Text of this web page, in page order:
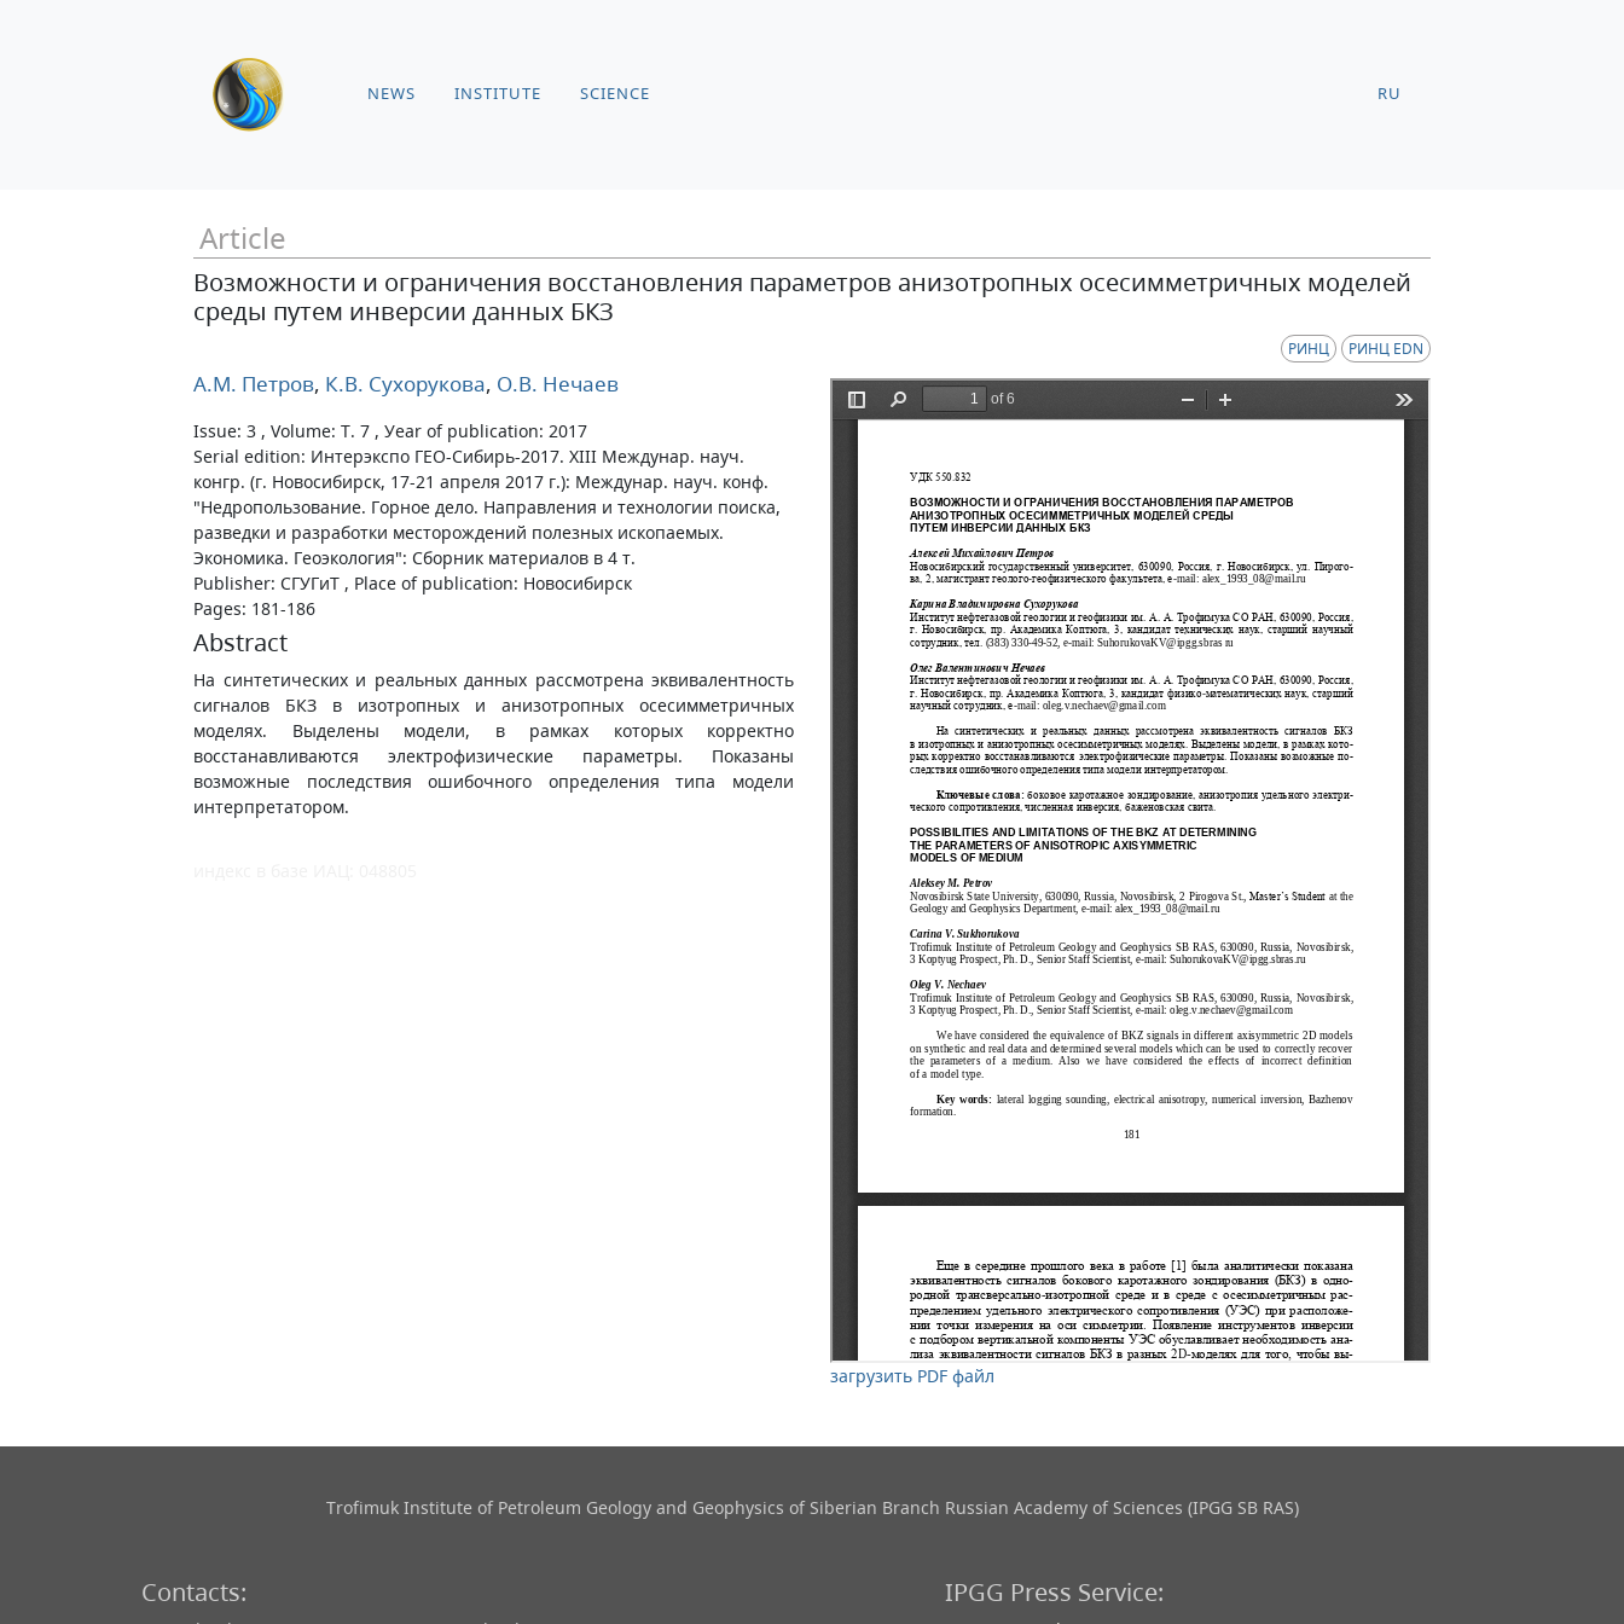
NEWS INSTITUTE SCIENCE RU
Article
Возможности и ограничения восстановления параметров анизотропных осесимметричных моделей
среды путем инверсии данных БКЗ
РИНЦ РИНЦ EDN
А.М. Петров, К.В. Сухорукова, О.В. Нечаев
Issue: 3 , Volume: Т. 7 , Уear of publication: 2017
Serial edition: Интерэкспо ГЕО-Сибирь-2017. XIII Междунар. науч.
конгр. (г. Новосибирск, 17-21 апреля 2017 г.): Междунар. науч. конф.
"Недропользование. Горное дело. Направления и технологии поиска,
разведки и разработки месторождений полезных ископаемых.
Экономика. Геоэкология": Сборник материалов в 4 т.
Publisher: СГУГиТ , Place of publication: Новосибирск
Pages: 181-186
Abstract
На синтетических и реальных данных рассмотрена эквивалентность
сигналов БКЗ в изотропных и анизотропных осесимметричных
моделях. Выделены модели, в рамках которых корректно
восстанавливаются электрофизические параметры. Показаны
возможные последствия ошибочного определения типа модели
интерпретатором.
загрузить PDF файл
Trofimuk Institute of Petroleum Geology and Geophysics​ of Siberian Branch Russian Academy of Sciences (IPGG SB RAS)
Contacts: IPGG Press Service: